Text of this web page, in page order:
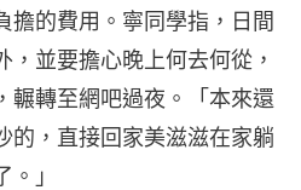
擔的費用。寧同學指，日間
，並要擔心晚上何去何從，
輾轉至網吧過夜。「本來還
的，直接回家美滋滋在家躺
」